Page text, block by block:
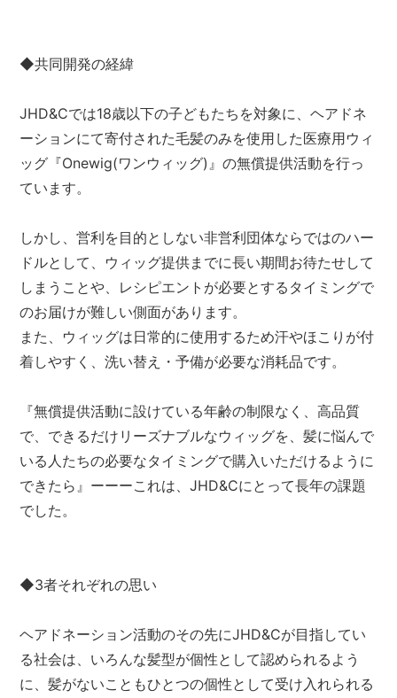
◆共同開発の経緯
JHD&Cでは18歳以下の子どもたちを対象に、ヘアドネ
ーションにて寄付された毛髪のみを使用した医療用ウィ
ッグ『Onewig(ワンウィッグ)』の無償提供活動を行っ
ています。
しかし、営利を目的としない非営利団体ならではのハー
ドルとして、ウィッグ提供までに長い期間お待たせして
しまうことや、レシピエントが必要とするタイミングで
のお届けが難しい側面があります。
また、ウィッグは日常的に使用するため汗やほこりが付
着しやすく、洗い替え・予備が必要な消耗品です。
『無償提供活動に設けている年齢の制限なく、高品質
で、できるだけリーズナブルなウィッグを、髪に悩んで
いる人たちの必要なタイミングで購入いただけるように
できたら』ーーーこれは、JHD&Cにとって長年の課題
でした。
◆3者それぞれの思い
ヘアドネーション活動のその先にJHD&Cが目指してい
る社会は、いろんな髪型が個性として認められるよう
に、髪がないこともひとつの個性として受け入れられる